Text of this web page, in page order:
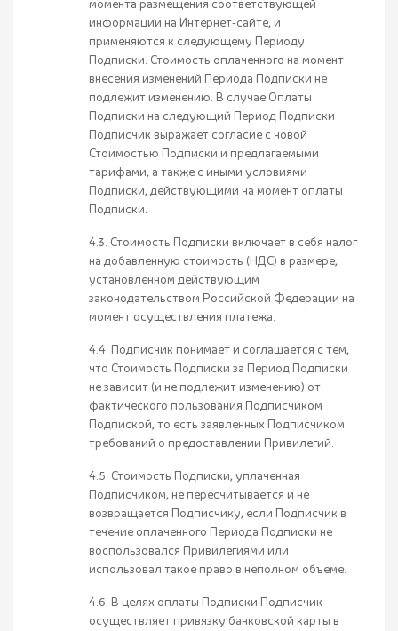
момента размещения соответствующей
информации на Интернет-сайте, и
применяются к следующему Периоду
Подписки. Стоимость оплаченного на момент
внесения изменений Периода Подписки не
подлежит изменению. В случае Оплаты
Подписки на следующий Период Подписки
Подписчик выражает согласие с новой
Стоимостью Подписки и предлагаемыми
тарифами, а также с иными условиями
Подписки, действующими на момент оплаты
Подписки.
4.3. Стоимость Подписки включает в себя налог
на добавленную стоимость (НДС) в размере,
установленном действующим
законодательством Российской Федерации на
момент осуществления платежа.
4.4. Подписчик понимает и соглашается с тем,
что Стоимость Подписки за Период Подписки
не зависит (и не подлежит изменению) от
фактического пользования Подписчиком
Подпиской, то есть заявленных Подписчиком
требований о предоставлении Привилегий.
4.5. Стоимость Подписки, уплаченная
Подписчиком, не пересчитывается и не
возвращается Подписчику, если Подписчик в
течение оплаченного Периода Подписки не
воспользовался Привилегиями или
использовал такое право в неполном объеме.
4.6. В целях оплаты Подписки Подписчик
осуществляет привязку банковской карты в